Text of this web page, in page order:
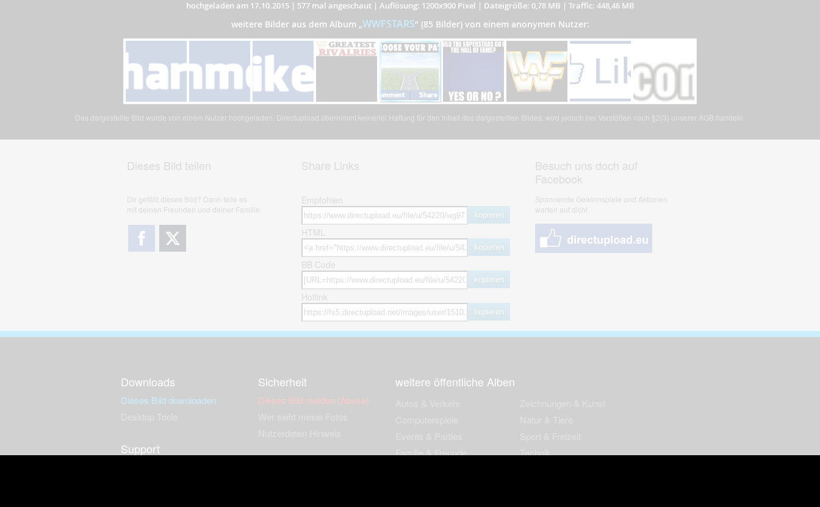
hochgeladen am 17.10.2015| 577 mal angeschaut| Auflösung: 1200x900 Pixel | Dateigröße: 0,78 MB | Traffic: 448,46 MB
weitere Bilder aus dem Album „WWFSTARS” (85 Bilder) von einem anonymen Nutzer:
Das dargestellte Bild wurde von einem Nutzer hochgeladen. Directupload übernimmt keinerlei Haftung für den Inhalt des dargestellten Bildes, wird jedoch bei Verstößen nach §2(3) unserer AGB handeln.
Dieses Bild teilen
Dir gefällt dieses Bild? Dann teile es
mit deinen Freunden und deiner Familie.
Share Links
Empfohlen
kopieren
HTML
kopieren
BB Code
kopieren
Hotlink
kopieren
Besuch uns doch auf
Facebook
Spannende Gewinnspiele und Aktionen
warten auf dich!
Downloads
Dieses Bild downloaden
Support
Sicherheit
Dieses Bild melden (Abuse)
weitere öffentliche Alben
Familie & Freunde
Technik